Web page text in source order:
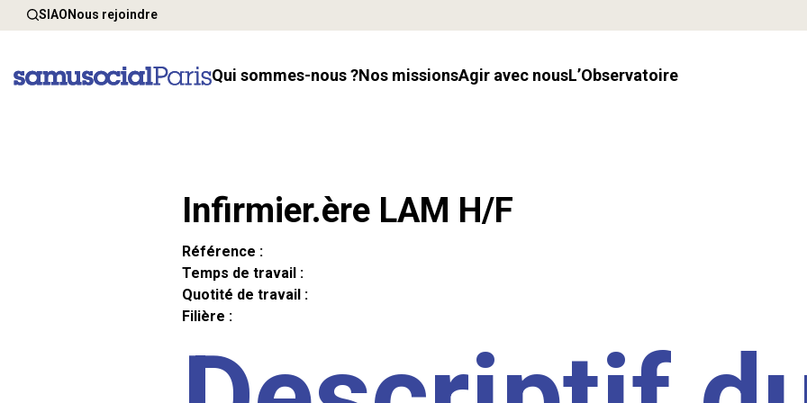
SIAONous rejoindre
Qui sommes-nous ? Nos missions Agir avec nous l’Observatoire
Infirmier.ère LAM H/F
Référence :
Temps de travail :
Quotité de travail :
Filière :